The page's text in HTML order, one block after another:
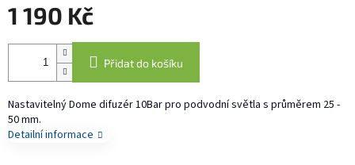
1 190 Kč
Měrná
Přidat do košíku
Nastavitelný Dome difuzér 10Bar pro podvodní světla s průměrem 25 -
50 mm.
Detailní informace